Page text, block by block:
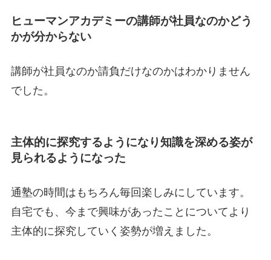
ヒューマンアカデミーの講師が社員なのかどう
かが分からない
講師が社員なのか請負だけなのかはわかりません
でした。
主体的に探究するようになり知識を深める姿が
見られるようになった
通塾の時間はもちろん毎回楽しみにしています。
自宅でも、今まで興味があったことについてより
主体的に探究していく姿勢が増えました。